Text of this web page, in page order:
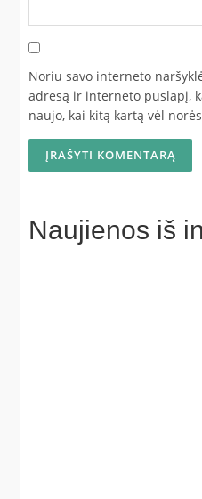
Noriu savo interneto
adresą ir interneto puslapį,
naujo, kai kitą kartą vėl
Naujienos iš